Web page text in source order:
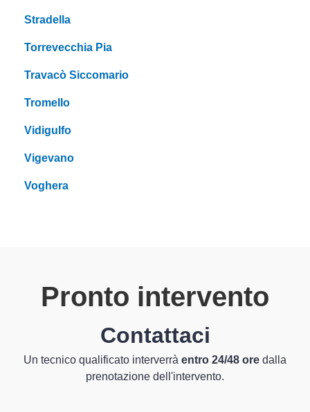
Stradella
Torrevecchia Pia
Travacò Siccomario
Tromello
Vidigulfo
Vigevano
Voghera
Pronto intervento
Contattaci
Un tecnico qualificato interverrà entro 24/48 ore dalla
prenotazione dell'intervento.